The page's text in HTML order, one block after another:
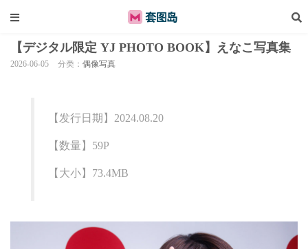
【デジタル限定 YJ PHOTO BOOK】えなこ写真集
2026-06-05 分类： 偶像写真
【发行日期】2024.08.20
【数量】59P
【大小】73.4MB